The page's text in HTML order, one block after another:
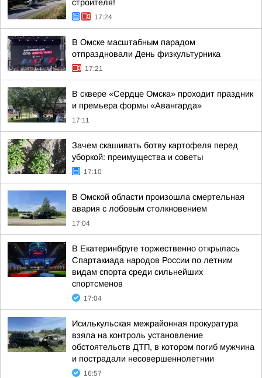
строителя!
17:24
В Омске масштабным парадом
отпраздновали День физкультурника
17:21
В сквере «Сердце Омска» проходит праздник
и премьера формы «Авангарда»
17:11
Зачем скашивать ботву картофеля перед
уборкой: преимущества и советы
17:10
В Омской области произошла смертельная
авария с лобовым столкновением
17:04
В Екатеринбруге торжественно открылась
Спартакиада народов России по летним
видам спорта среди сильнейших
спортсменов
17:04
Исилькульская межрайонная прокуратура
взяла на контроль установление
обстоятельств ДТП, в котором погиб мужчина
и пострадали несовершеннолетнии
16:57